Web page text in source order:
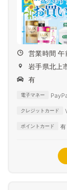
営業時間
岩手県北上
有
電子マネー
クレジットカード
ポイントカード 有